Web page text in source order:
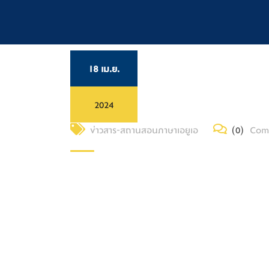
18 เม.ย.
2024
ข่าวสาร-สถานสอนภาษาเอยูเอ
(0)